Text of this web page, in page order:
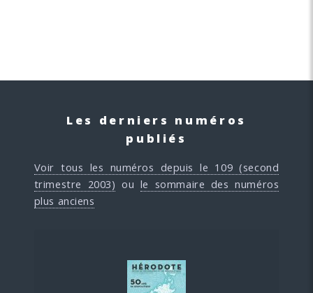
Les derniers numéros
publiés
Voir tous les numéros depuis le 109 (second
trimestre 2003) ou le sommaire des numéros
plus anciens